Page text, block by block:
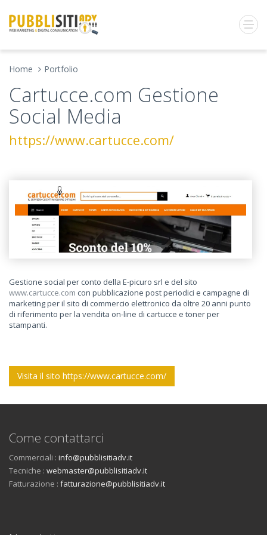
Home Portfolio
Cartucce.com Gestione
Social Media
https://www.cartucce.com/
Gestione social per conto della E-picuro srl e del sito
www.cartucce.com con pubblicazione post periodici e campagne di
marketing per il sito di commercio elettronico da oltre 20 anni punto
di riferimento per la vendita on-line di cartucce e toner per
stampanti.
Visita il sito https://www.cartucce.com/
Come contattarci
Commerciali : info@pubblisitiadv.it
Tecniche : webmaster@pubblisitiadv.it
Fatturazione : fatturazione@pubblisitiadv.it